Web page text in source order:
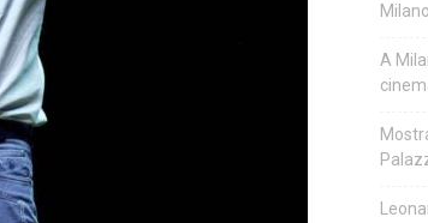
Milano
A